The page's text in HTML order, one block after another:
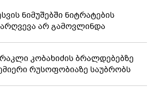
ნიმუშებში ნიტრატების
არ გამოვლინდა
კობახიძის ბრალდებებზე
რუსოფობიაზე საუბრობს